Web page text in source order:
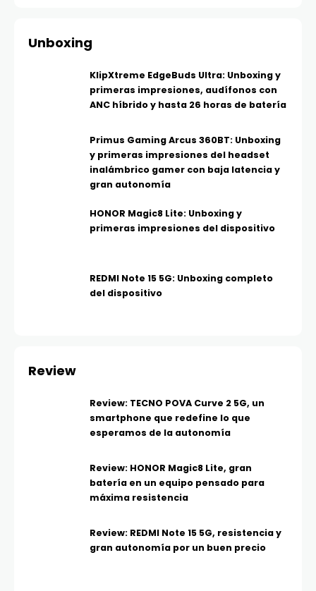
Unboxing
KlipXtreme EdgeBuds Ultra: Unboxing y
primeras impresiones, audífonos con
ANC híbrido y hasta 26 horas de batería
Primus Gaming Arcus 360BT: Unboxing
y primeras impresiones del headset
inalámbrico gamer con baja latencia y
gran autonomía
HONOR Magic8 Lite: Unboxing y
primeras impresiones del dispositivo
REDMI Note 15 5G: Unboxing completo
del dispositivo
Review
Review: TECNO POVA Curve 2 5G, un
smartphone que redefine lo que
esperamos de la autonomía
Review: HONOR Magic8 Lite, gran
batería en un equipo pensado para
máxima resistencia
Review: REDMI Note 15 5G, resistencia y
gran autonomía por un buen precio